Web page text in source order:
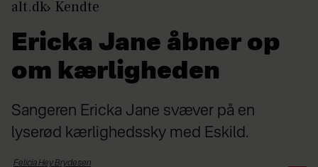
alt.dk Kendte
Ericka Jane åbner op
om kærligheden
Sangeren Ericka Jane svæver på en
lyserød kærlighedssky med Eskild.
Felicia HeyBrydesen